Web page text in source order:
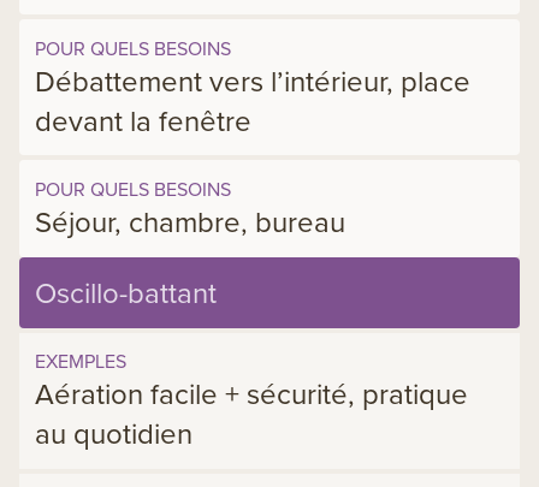
POUR QUELS BESOINS
Débattement vers l’intérieur, place
devant la fenêtre
POUR QUELS BESOINS
Séjour, chambre, bureau
Oscillo-battant
EXEMPLES
Aération facile + sécurité, pratique
au quotidien